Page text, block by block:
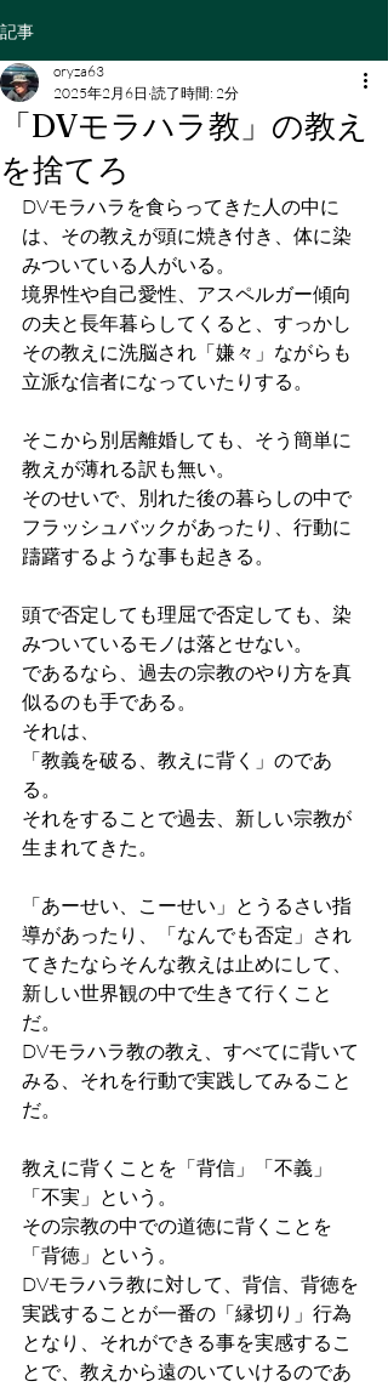
記事
「DVモラハラ教」の教え
を捨てろ
oryza63
2025年2月6日 読了時間: 2分
DVモラハラを食らってきた人の中に
は、その教えが頭に焼き付き、体に染
みついている人がいる。
境界性や自己愛性、アスペルガー傾向
の夫と長年暮らしてくると、すっかし
その教えに洗脳され「嫌々」ながらも
立派な信者になっていたりする。
そこから別居離婚しても、そう簡単に
教えが薄れる訳も無い。
そのせいで、別れた後の暮らしの中で
フラッシュバックがあったり、行動に
躊躇するような事も起きる。
頭で否定しても理屈で否定しても、染
みついているモノは落とせない。
であるなら、過去の宗教のやり方を真
似るのも手である。
それは、
「教義を破る、教えに背く」のであ
る。
それをすることで過去、新しい宗教が
生まれてきた。
「あーせい、こーせい」とうるさい指
導があったり、「なんでも否定」され
てきたならそんな教えは止めにして、
新しい世界観の中で生きて行くこと
だ。
DVモラハラ教の教え、すべてに背いて
みる、それを行動で実践してみること
だ。
教えに背くことを「背信」「不義」
「不実」という。
その宗教の中での道徳に背くことを
「背徳」という。
DVモラハラ教に対して、背信、背徳を
実践することが一番の「縁切り」行為
となり、それができる事を実感するこ
とで、教えから遠のいていけるのであ